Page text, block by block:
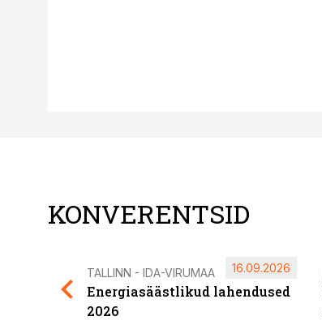
KONVERENTSID
TALLINN - IDA-VIRUMAA
Energiasäästlikud lahendused
2026
16.09.2026